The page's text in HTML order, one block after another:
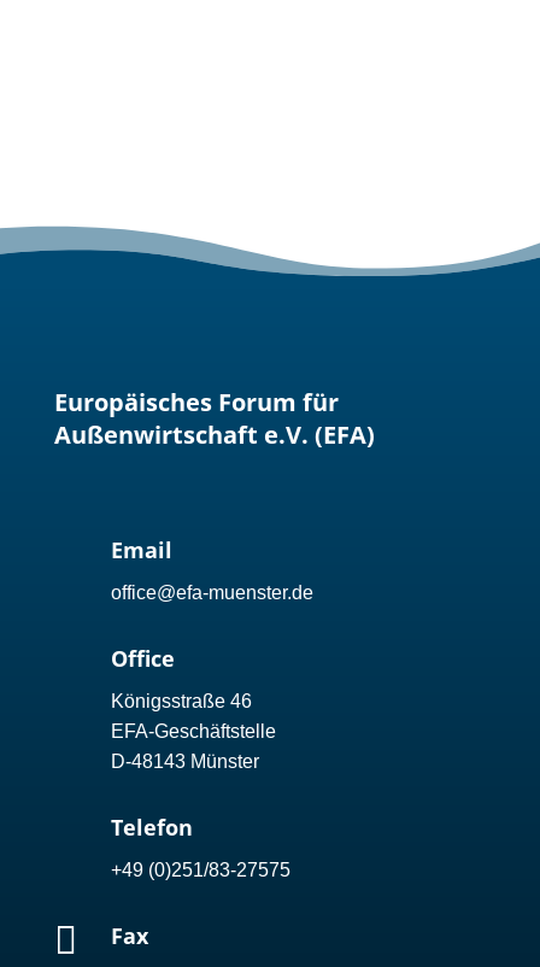
Europäisches Forum für
Außenwirtschaft e.V. (EFA)
Email
office@efa-muenster.de
Office
Königsstraße 46
EFA-Geschäftstelle
D-48143 Münster
Telefon
+49 (0)251/83-27575
 Fax